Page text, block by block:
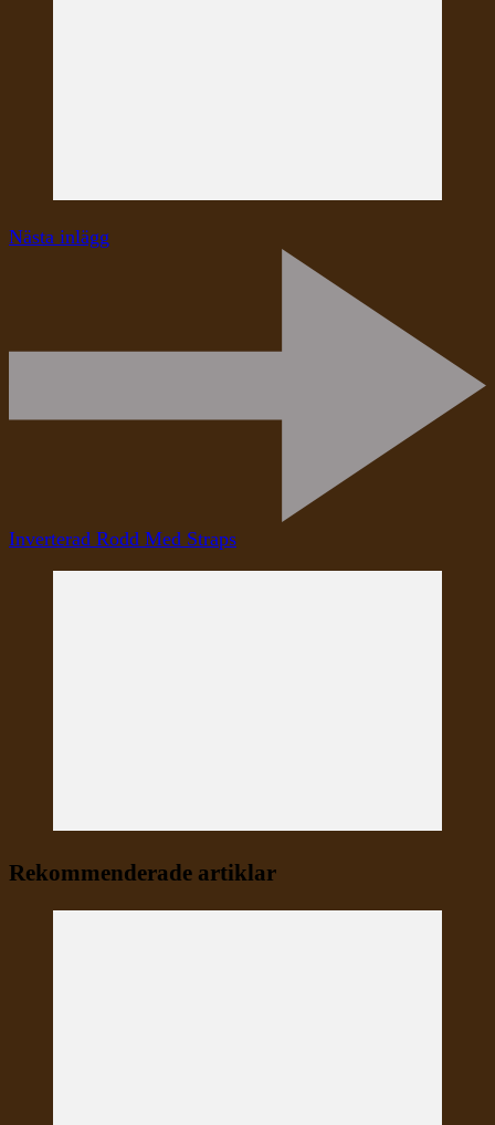
Nästa inlägg
Inverterad Rodd Med Straps
Rekommenderade artiklar